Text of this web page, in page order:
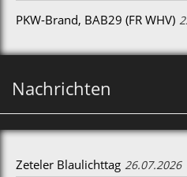
PKW-Brand, BAB29 (FR WHV)
Nachrichten
Zeteler Blaulichttag 26.07.2026